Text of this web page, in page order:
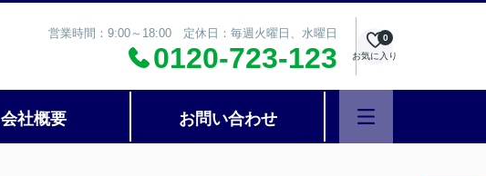
営業時間：9:00～18:00 定休日：毎週火曜日、水曜日
0120-723-123 お気に入り
0
会社概要 お問い合わせ